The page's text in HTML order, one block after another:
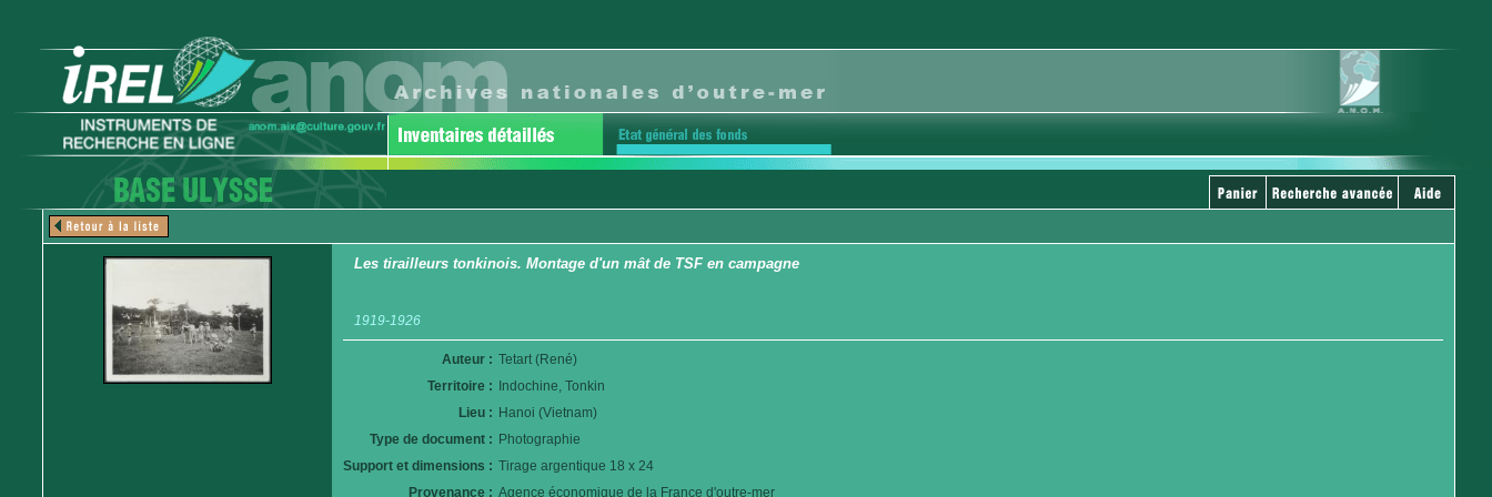
Les tirailleurs tonkinois. Montage d'un mât de TSF en campagne
1919-1926
Auteur : Tetart (René)
Territoire :
Indochine, Tonkin
Lieu : Hanoi (Vietnam)
Type de document : Photographie
Support et dimensions : Tirage argentique 18 x 24
Provenance : Agence économique de la France d'outre-mer